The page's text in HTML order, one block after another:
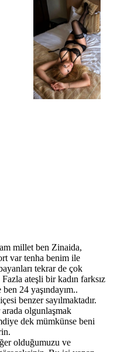
millet ben Zinaida,
var tenha benim ile
tekrar de çok
ateşli bir kadın farksız
24 yaşındayım..
benzer sayılmaktadır.
olgunlaşmak
dek mümkünse beni
olduğumuzu ve